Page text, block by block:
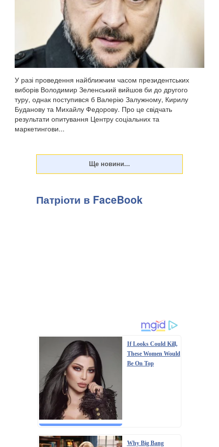
У разі проведення найближчим часом президентських
виборів Володимир Зеленський вийшов би до другого
туру, однак поступився б Валерію Залужному, Кирилу
Буданову та Михайлу Федорову. Про це свідчать
результати опитування Центру соціальних та
маркетингови...
Патріоти в FaceBook
If Looks Could Kill,
These Women Would
Be On Top
Why Big Bang